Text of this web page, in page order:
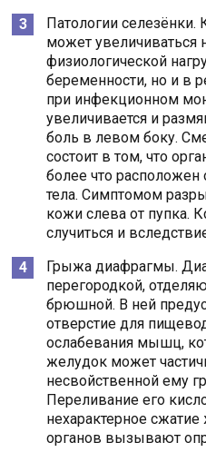
Патологии
может увеличиваться
физиологической
беременности, но и в
при инфекционном
увеличивается и
боль в левом боку.
состоит в том, что
более что расположен
тела. Симптомом
кожи слева от пупка.
случиться и
Грыжа диафрагмы.
перегородкой,
брюшной. В ней
отверстие для
ослабевания мышц,
желудок может
несвойственной ему
Переливание его
нехарактерное
органов вызывают